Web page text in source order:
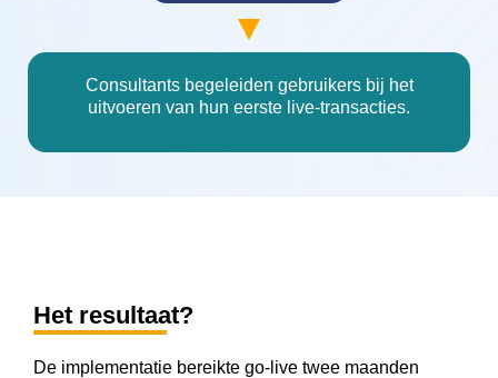
Consultants begeleiden gebruikers bij het
uitvoeren van hun eerste live-transacties.
Het resultaat?
De implementatie bereikte go-live twee maanden